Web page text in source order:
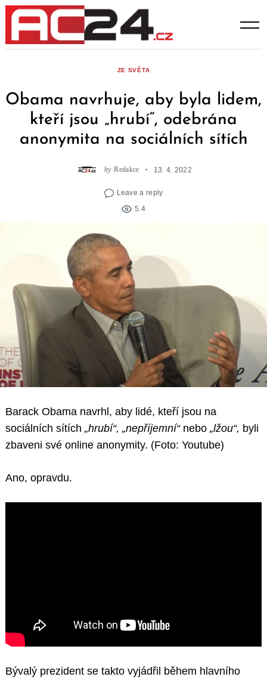
Skip
content
ZE SVĚTA
Obama navrhuje, aby byla lidem,
kteří jsou „hrubí“, odebrána
anonymita na sociálních sítích
by Redakce 13. 4. 2022
Leave a reply
5.4
Barack Obama navrhl, aby lidé, kteří jsou na
sociálních sítích „hrubí“, „nepříjemní“nebo „lžou“, byli
zbaveni své online anonymity. (Foto: Youtube)
Ano, opravdu.
Bývalý prezident se takto vyjádřil během hlavního